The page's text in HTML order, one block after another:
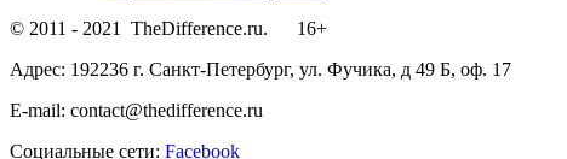
© 2011 - 2021 TheDifference.ru. 16+
Адрес: 192236 г. Санкт-Петербург, ул. Фучика, д 49 Б, оф. 17
E-mail: contact@thedifference.ru
Социальные сети: Facebook